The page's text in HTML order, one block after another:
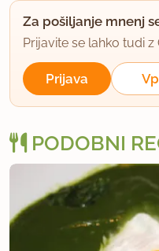
Za pošiljanje mnenj
Prijavite se lahko tudi
Prijava
PODOBNI